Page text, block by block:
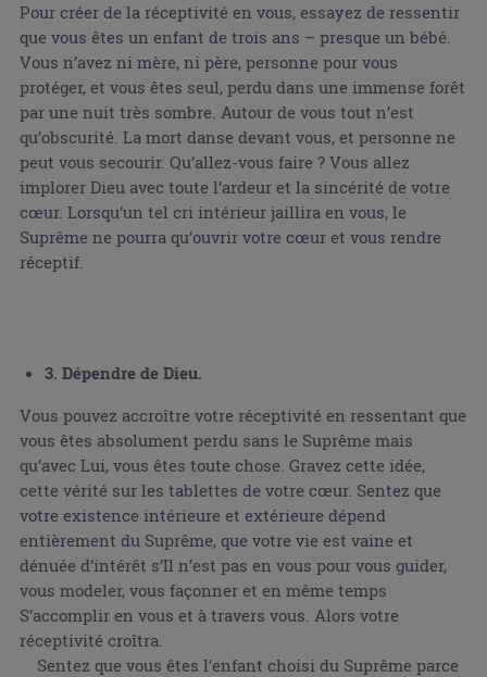
Pour créer de la réceptivité en vous, essayez de ressentir
que vous êtes un enfant de trois ans – presque un bébé.
Vous n’avez ni mère, ni père, personne pour vous
protéger, et vous êtes seul, perdu dans une immense forêt
par une nuit très sombre. Autour de vous tout n’est
qu’obscurité. La mort danse devant vous, et personne ne
peut vous secourir. Qu’allez-vous faire ? Vous allez
implorer Dieu avec toute l’ardeur et la sincérité de votre
cœur. Lorsqu’un tel cri intérieur jaillira en vous, le
Suprême ne pourra qu’ouvrir votre cœur et vous rendre
réceptif.
3. Dépendre de Dieu.
Vous pouvez accroître votre réceptivité en ressentant que
vous êtes absolument perdu sans le Suprême mais
qu’avec Lui, vous êtes toute chose. Gravez cette idée,
cette vérité sur les tablettes de votre cœur. Sentez que
votre existence intérieure et extérieure dépend
entièrement du Suprême, que votre vie est vaine et
dénuée d’intérêt s’Il n’est pas en vous pour vous guider,
vous modeler, vous façonner et en même temps
S’accomplir en vous et à travers vous. Alors votre
réceptivité croîtra.
Sentez que vous êtes l’enfant choisi du Suprême parce